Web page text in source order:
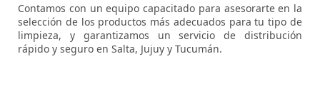
Contamos con un equipo capacitado para asesorarte en la
selección de los productos más adecuados para tu tipo de
limpieza, y garantizamos un servicio de distribución
rápido y seguro en Salta, Jujuy y Tucumán.